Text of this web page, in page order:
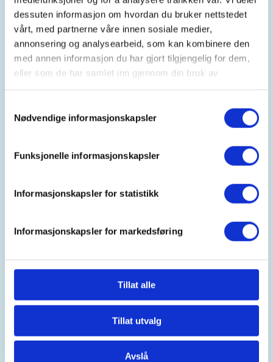
dessuten informasjon om hvordan du bruker nettstedet
vårt, med partnerne våre innen sosiale medier,
annonsering og analysearbeid, som kan kombinere den
med annen informasjon du har gjort tilgjengelig for dem,
eller som de har samlet inn gjennom din bruk av
Nødvendige informasjonskapsler
Funksjonelle informasjonskapsler
Informasjonskapsler for statistikk
Informasjonskapsler for markedsføring
Tillat alle
Tillat utvalg
Avslå
Turledere: Ruth Vihovde Strand (tlf 986 21 028),
Elin Vallestad
Krav til deltaker: Du må være i god nok form til å
bære din egen dagstursekk med mat og drikke og
ekstra klær.
Deltakerutstyr:klær etter værforholdene, drikke,
Mangler du utstyr? Kom innom på Skattekammeret i
Haugesund på Karmøy eller i Sveio. De har utstyr
sko, hengekøye, termos med mer som en kan lånes
barna. Trykk på "legg til nye deltakere" for å melde
Deltakers ansvar:Deltaker plikter å lese
turbeskrivelsen grundig og vurdere om hun/han har
fysisk og psykisk forutsetning for å gjennomføre